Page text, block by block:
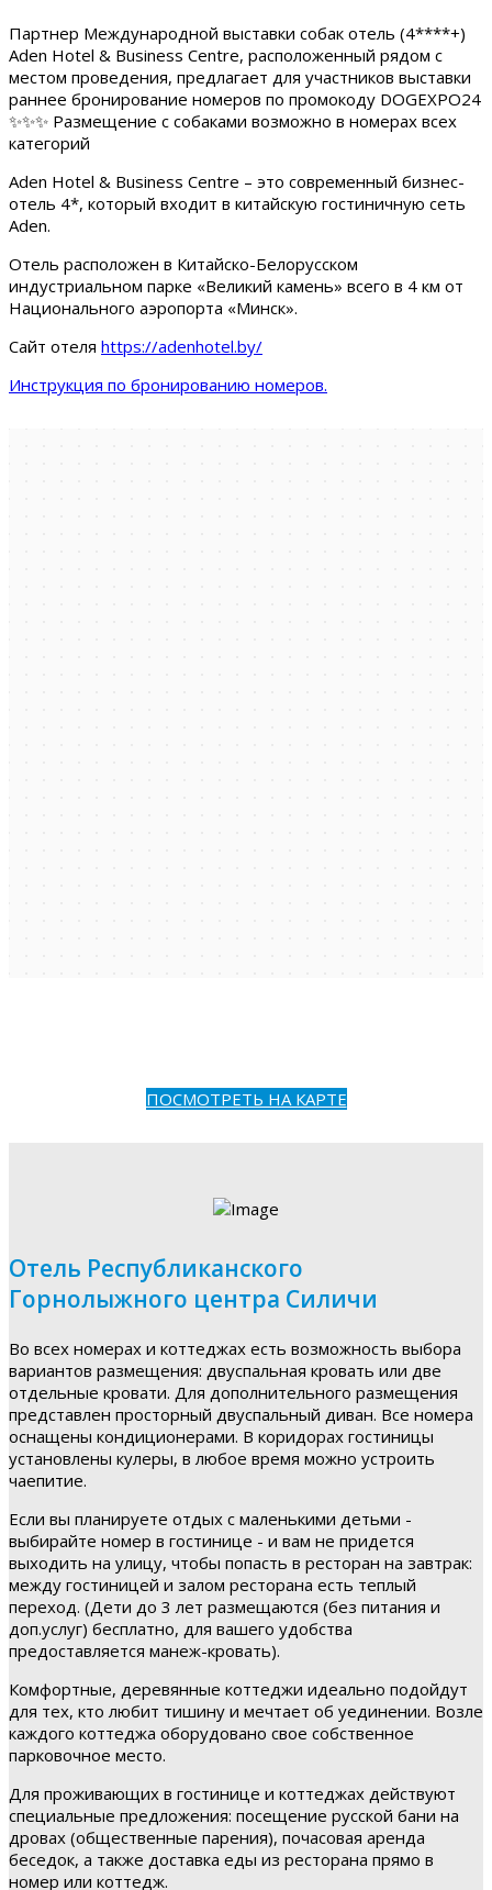
Партнер Международной выставки собак отель (4****+)
Aden Hotel & Business Centre, расположенный рядом с
местом проведения, предлагает для участников выставки
раннее бронирование номеров по промокоду DOGEXPO24
✨✨✨ Размещение с собаками возможно в номерах всех
категорий
Aden Hotel & Business Centre – это современный бизнес-
отель 4*, который входит в китайскую гостиничную сеть
Aden.
Отель расположен в Китайско-Белорусском
индустриальном парке «Великий камень» всего в 4 км от
Национального аэропорта «Минск».
Сайт отеля https://adenhotel.by/
Инструкция по бронированию номеров.
ПОСМОТРЕТЬ НА КАРТЕ
Отель Республиканского
Горнолыжного центра Силичи
Во всех номерах и коттеджах есть возможность выбора
вариантов размещения: двуспальная кровать или две
отдельные кровати. Для дополнительного размещения
представлен просторный двуспальный диван. Все номера
оснащены кондиционерами. В коридорах гостиницы
установлены кулеры, в любое время можно устроить
чаепитие.
Если вы планируете отдых с маленькими детьми -
выбирайте номер в гостинице - и вам не придется
выходить на улицу, чтобы попасть в ресторан на завтрак:
между гостиницей и залом ресторана есть теплый
переход. (Дети до 3 лет размещаются (без питания и
доп.услуг) бесплатно, для вашего удобства
предоставляется манеж-кровать).
Комфортные, деревянные коттеджи идеально подойдут
для тех, кто любит тишину и мечтает об уединении. Возле
каждого коттеджа оборудовано свое собственное
парковочное место.
Для проживающих в гостинице и коттеджах действуют
специальные предложения: посещение русской бани на
дровах (общественные парения), почасовая аренда
беседок, а также доставка еды из ресторана прямо в
номер или коттедж.